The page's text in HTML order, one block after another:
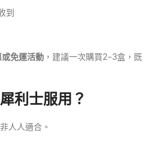
到
免運活動 ，建議一次購買2–3盒，既
利士服用？
人人適合。